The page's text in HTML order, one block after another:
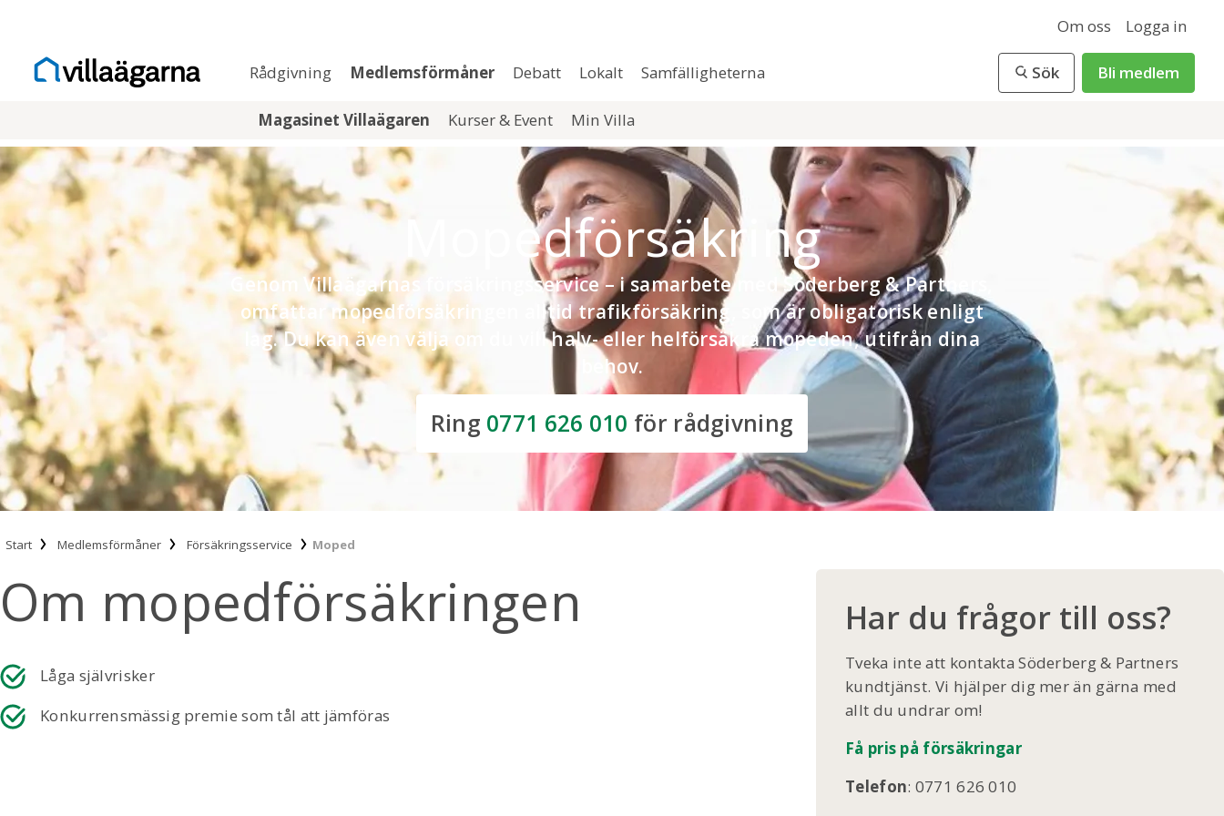
Om oss Logga in
Rådgivning Medlemsförmåner Debatt Lokalt Samfälligheterna Sök Bli medlem
Magasinet Villaägaren Kurser & Event Min Villa
Mopedförsäkring
Genom Villaägarnas försäkringsservice – i samarbete med Söderberg & Partners,
omfattar mopedförsäkringen alltid trafikförsäkring, som är obligatorisk enligt
lag. Du kan även välja om du vill halv- eller helförsäkra mopeden, utifrån dina
behov.
Ring 0771 626 010 för rådgivning
Start Medlemsförmåner Försäkringsservice Moped
Om mopedförsäkringen
Låga självrisker
Konkurrensmässig premie som tål att jämföras
Har du frågor till oss?
Tveka inte att kontakta Söderberg & Partners
kundtjänst. Vi hjälper dig mer än gärna med
allt du undrar om!
Få pris på försäkringar
Telefon: 0771 626 010